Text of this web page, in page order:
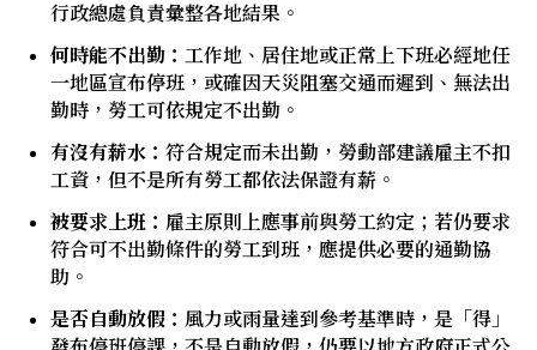
行政總處負責彙整各地結果。
何時能不出勤： 工作地、居住地或正常上下班必經地任
一地區宣布停班，或確因天災阻塞交通而遲到、無法出
勤時，勞工可依規定不出勤。
有沒有薪水： 符合規定而未出勤，勞動部建議雇主不扣
工資，但不是所有勞工都依法保證有薪。
被要求上班： 雇主原則上應事前與勞工約定；若仍要求
符合可不出勤條件的勞工到班，應提供必要的通勤協
助。
是否自動放假： 風力或雨量達到參考基準時，是「得」